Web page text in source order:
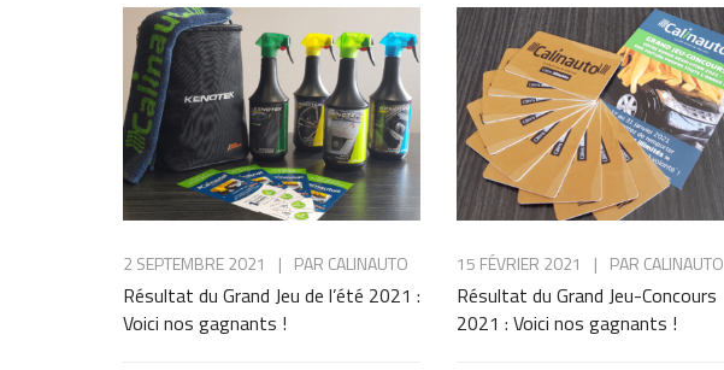
2 SEPTEMBRE 2021 | PAR CALINAUTO
Résultat du Grand Jeu de l’été 2021 :
Voici nos gagnants !
15 FÉVRIER 2021 | PAR CALINAUTO
Résultat du Grand Jeu-Concours
2021 : Voici nos gagnants !